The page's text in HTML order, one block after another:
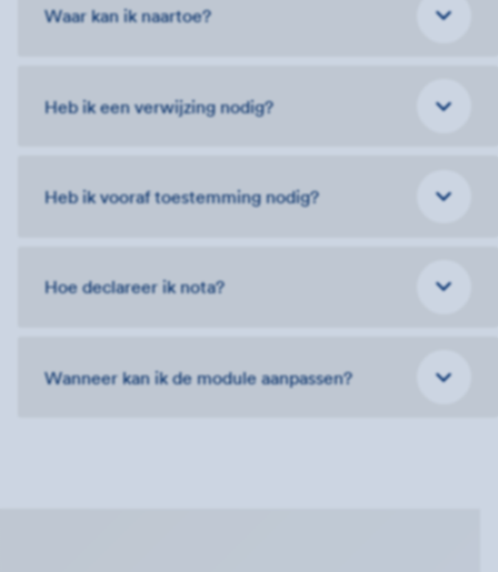
Waar kan ik naartoe?
Heb ik een verwijzing nodig?
Heb ik vooraf toestemming nodig?
Hoe declareer ik nota?
Wanneer kan ik de module aanpassen?